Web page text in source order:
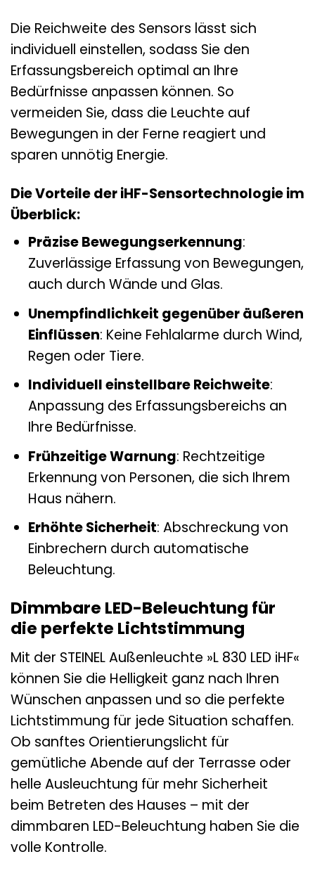
Die Reichweite des Sensors lässt sich
individuell einstellen, sodass Sie den
Erfassungsbereich optimal an Ihre
Bedürfnisse anpassen können. So
vermeiden Sie, dass die Leuchte auf
Bewegungen in der Ferne reagiert und
sparen unnötig Energie.
Die Vorteile der iHF-Sensortechnologie im
Überblick:
Präzise Bewegungserkennung:
Zuverlässige Erfassung von Bewegungen,
auch durch Wände und Glas.
Unempfindlichkeit gegenüber äußeren
Einflüssen: Keine Fehlalarme durch Wind,
Regen oder Tiere.
Individuell einstellbare Reichweite:
Anpassung des Erfassungsbereichs an
Ihre Bedürfnisse.
Frühzeitige Warnung: Rechtzeitige
Erkennung von Personen, die sich Ihrem
Haus nähern.
Erhöhte Sicherheit: Abschreckung von
Einbrechern durch automatische
Beleuchtung.
Dimmbare LED-Beleuchtung für
die perfekte Lichtstimmung
Mit der STEINEL Außenleuchte »L 830 LED iHF«
können Sie die Helligkeit ganz nach Ihren
Wünschen anpassen und so die perfekte
Lichtstimmung für jede Situation schaffen.
Ob sanftes Orientierungslicht für
gemütliche Abende auf der Terrasse oder
helle Ausleuchtung für mehr Sicherheit
beim Betreten des Hauses – mit der
dimmbaren LED-Beleuchtung haben Sie die
volle Kontrolle.